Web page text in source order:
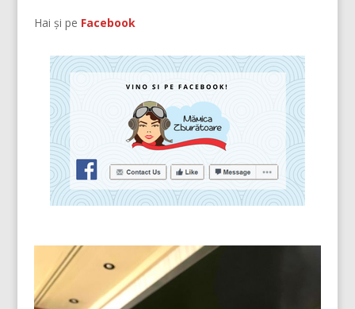
Hai și pe Facebook